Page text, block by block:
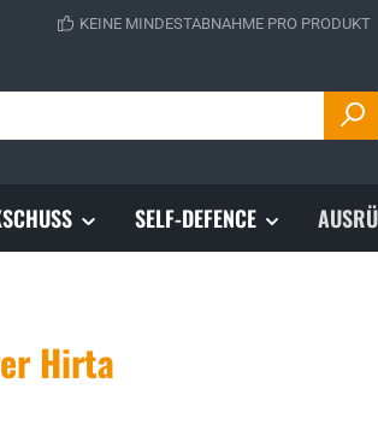
KEINE MINDESTABNAHME PRO PRODUKT
SELF-DEFENCE
Hirta